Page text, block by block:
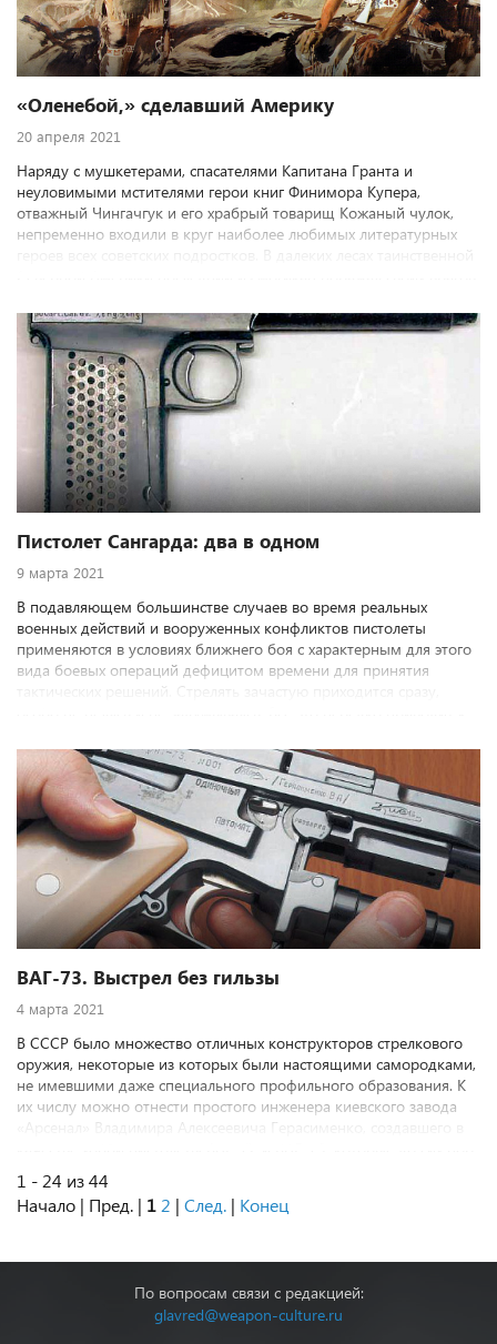
«Оленебой,» сделавший Америку
20 апреля 2021
Наряду с мушкетерами, спасателями Капитана Гранта и
неуловимыми мстителями герои книг Финимора Купера,
отважный Чингачгук и его храбрый товарищ Кожаный чулок,
непременно входили в круг наиболее любимых литературных
героев всех советских подростков. В далеких лесах таинственной
собрат вершил справедливость, сжимая в руках необычное
ружье по имени «Оленебой».
Пистолет Сангарда: два в одном
9 марта 2021
В подавляющем большинстве случаев во время реальных
военных действий и вооруженных конфликтов пистолеты
применяются в условиях ближнего боя с характерным для этого
вида боевых операций дефицитом времени для принятия
тактических решений. Стрелять зачастую приходится сразу,
так не очень много. Увеличить оперативный боезапас
короткоствольного оружия пытались многие конструкторы.
Предложил свой вариант и норвежский оружейник Гаральд
Сангард, запатентовавший в 1910 году оригинальную модель
пистолета, вмещавшего два магазина одновременно.
ВАГ-73. Выстрел без гильзы
4 марта 2021
В СССР было множество отличных конструкторов стрелкового
оружия, некоторые из которых были настоящими самородками,
не имевшими даже специального профильного образования. К
их числу можно отнести простого инженера киевского завода
«Арсенал» Владимира Алексеевича Герасименко, создавшего в
стрелкового оружия. Украинскому «Кулибину» впервые удалось
сделать работающую модель автоматического пистолета,
1 - 24 из 44
Начало | Пред. | 1 2 | След. | Конец
По вопросам связи с редакцией:
glavred@weapon-culture.ru